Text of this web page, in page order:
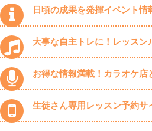
日頃の成果を発揮イベント情
大事な自主トレに！レッスン
お得な情報満載！カラオケ店
生徒さん専用レッスン予約サ